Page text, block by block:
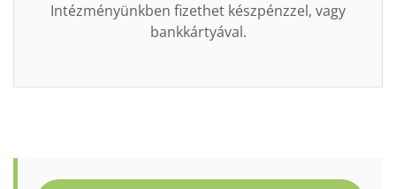
Intézményünkben fizethet készpénzzel, vagy
bankkártyával.